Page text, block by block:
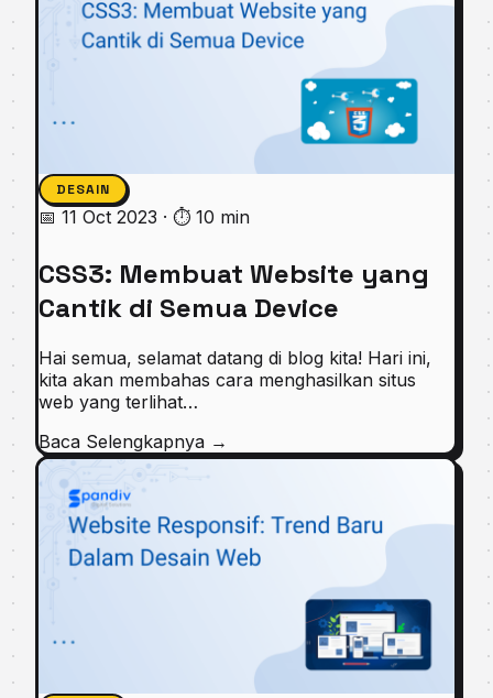
DESAIN
📅 11 Oct 2023 · ⏱ 10 min
CSS3: Membuat Website yang
Cantik di Semua Device
Hai semua, selamat datang di blog kita! Hari ini,
kita akan membahas cara menghasilkan situs
web yang terlihat…
Baca Selengkapnya →